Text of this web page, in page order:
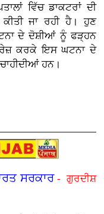
ਵਿੱਚ ਡਾਕਟਰਾਂ ਦੀ
ਜਾ ਰਹੀ ਹੈ। ਹੁਣ
ਦੇ ਦੋਸ਼ੀਆਂ ਨੂੰ ਫੜ੍ਹਨ
ਕਰਕੇ ਇਸ ਘਟਨਾ ਦੇ
ਹਨ।
ਸਰਕਾਰ- ਗੁਰਦੀਸ਼